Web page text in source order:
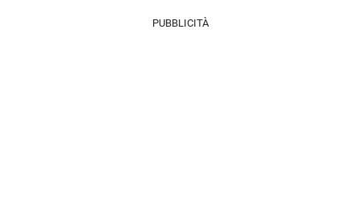
PUBBLICITÀ